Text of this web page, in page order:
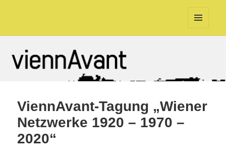
ViennAvant-Tagung „Wiener
Netzwerke 1920 – 1970 –
2020“